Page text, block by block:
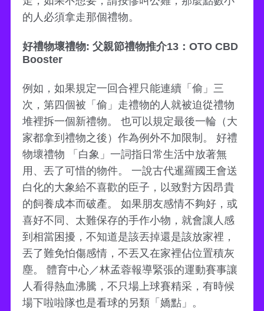
的人必須拿走那個禮物。
好禮物壞禮物: 父親節禮物推介13：OTO CBD
Booster
例如，如果規定一回合裡只能連續「偷」三
次，第四個被「偷」走禮物的人就被迫從禮物
堆裡拆一個新禮物。 也可以規定最後一輪（大
家都拿到禮物之後）作為例外不加限制。 好禮
物壞禮物 「白象」一詞指日常生活中放著無
用、丟了可惜的物件。 一說古代暹羅國王會送
白化的大象給不喜歡的臣子，以致對方因昂貴
的飼養成本而破產。 如果朋友感情不夠好，或
喜好不同、太難保存的手作小物，就會讓人感
到相當困擾，不知道是該丟掉還是該放家裡，
丟了難免怕傷感情，不丟又在家裡佔位置積灰
塵。 體育中心／林孟蓉報導緊張的運動賽事讓
人看得熱血沸騰，不只場上球賽精采，有時候
場下啦啦隊也是看球的另類「嬌點」。